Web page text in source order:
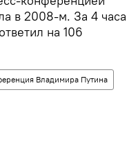
в 2008-м. За 4 часа
на 106
Владимира Путина